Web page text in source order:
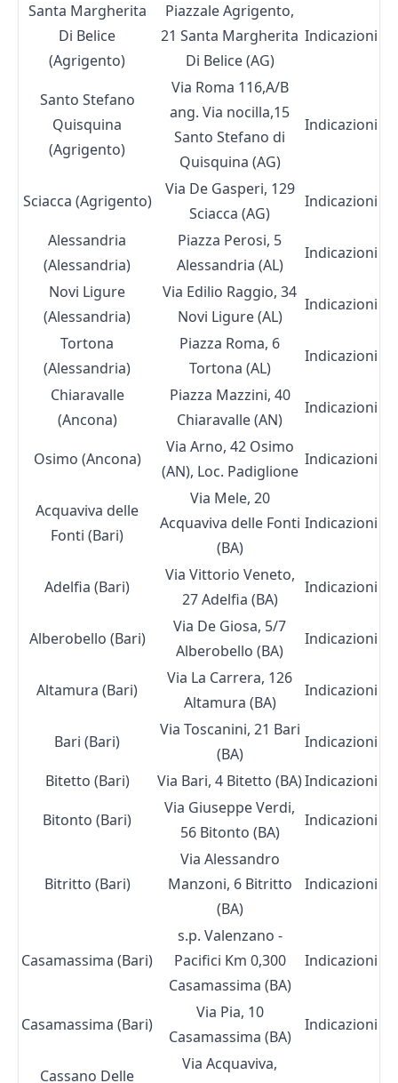
Santa Margherita
Di Belice
(Agrigento)
Piazzale Agrigento,
21 Santa Margherita
Di Belice (AG)
Indicazioni
Santo Stefano
Quisquina
(Agrigento)
Via Roma 116,A/B
ang. Via nocilla,15
Santo Stefano di
Quisquina (AG)
Indicazioni
Sciacca (Agrigento)
Via De Gasperi, 129
Sciacca (AG)
Indicazioni
Alessandria
(Alessandria)
Piazza Perosi, 5
Alessandria (AL)
Indicazioni
Novi Ligure
(Alessandria)
Via Edilio Raggio, 34
Novi Ligure (AL)
Indicazioni
Tortona
(Alessandria)
Piazza Roma, 6
Tortona (AL)
Indicazioni
Chiaravalle
(Ancona)
Piazza Mazzini, 40
Chiaravalle (AN)
Indicazioni
Osimo (Ancona)
Via Arno, 42 Osimo
(AN), Loc. Padiglione
Indicazioni
Acquaviva delle
Fonti (Bari)
Via Mele, 20
Acquaviva delle Fonti
(BA)
Indicazioni
Adelfia (Bari)
Via Vittorio Veneto,
27 Adelfia (BA)
Indicazioni
Alberobello (Bari)
Via De Giosa, 5/7
Alberobello (BA)
Indicazioni
Altamura (Bari)
Via La Carrera, 126
Altamura (BA)
Indicazioni
Bari (Bari)
Via Toscanini, 21 Bari
(BA)
Indicazioni
Bitetto (Bari)
Via Bari, 4 Bitetto (BA)Indicazioni
Bitonto (Bari)
Via Giuseppe Verdi,
56 Bitonto (BA)
Indicazioni
Bitritto (Bari)
Via Alessandro
Manzoni, 6 Bitritto
(BA)
Indicazioni
Casamassima (Bari)
s.p. Valenzano -
Pacifici Km 0,300
Casamassima (BA)
Indicazioni
Casamassima (Bari)
Via Pia, 10
Casamassima (BA)
Indicazioni
Cassano Delle
Via Acquaviva,